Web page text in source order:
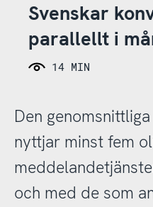
Svenskar
parallellt i
14 MIN
Den
nyttjar minst fem
och med de som